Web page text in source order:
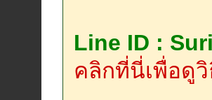
Line ID :
คลิกที่นี่เพื่อดูวิ